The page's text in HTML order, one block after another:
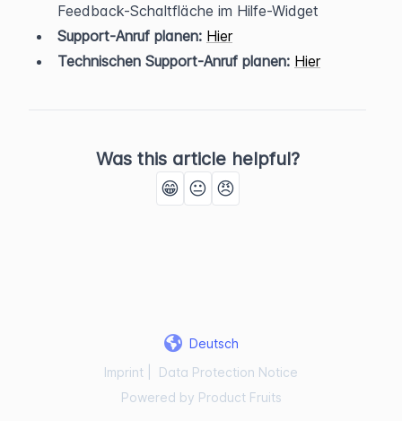
Feedback-Schaltfläche im Hilfe-Widget
Support-Anruf planen: Hier
Technischen Support-Anruf planen: Hier
Was this article helpful?
😁 😐 😠
Deutsch
Imprint
Data Protection Notice
Powered by Product Fruits